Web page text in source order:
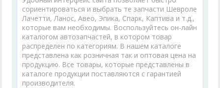
сориентироваться и выбрать те запчасти Шевроле
Лачетти, Ланос, Авео, Эпика, Спарк, Каптива и т.д.,
которые вам необходимы. Воспользуйтесь он-лайн
каталогом автозапчастей, в котором товар
распределен по категориям. В нашем каталоге
представлена как розничная так и оптовая цена на
продукцию. Все товары, которые представлены в
каталоге продукции поставляются с гарантией
производителя.